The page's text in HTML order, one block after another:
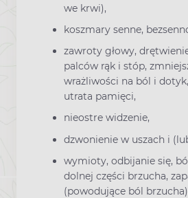
we krwi),
koszmary senne,
zawroty głowy,
palców rąk i stóp,
wrażliwości na ból i
utrata pamięci,
nieostre widzenie,
dzwonienie w uszach i
wymioty, odbijanie się,
dolnej części brzucha,
(powodujące ból